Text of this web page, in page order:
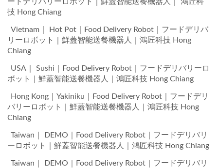
技 Hong Chiang
Vietnam｜ Hot Pot｜Food Delivery Robot｜フードデリバ
リーロボット｜鮮蓋智能送餐機器人｜鴻匠科技 Hong
Chiang
USA｜ Sushi｜Food Delivery Robot｜フードデリバリーロ
ボット｜鮮蓋智能送餐機器人｜鴻匠科技 Hong Chiang
Hong Kong｜Yakiniku｜Food Delivery Robot｜フードデリ
バリーロボット｜鮮蓋智能送餐機器人｜鴻匠科技 Hong
Chiang
Taiwan｜ DEMO｜Food Delivery Robot｜フードデリバリ
ーロボット｜鮮蓋智能送餐機器人｜鴻匠科技 Hong Chiang
Taiwan｜ DEMO｜Food Delivery Robot｜フードデリバリ